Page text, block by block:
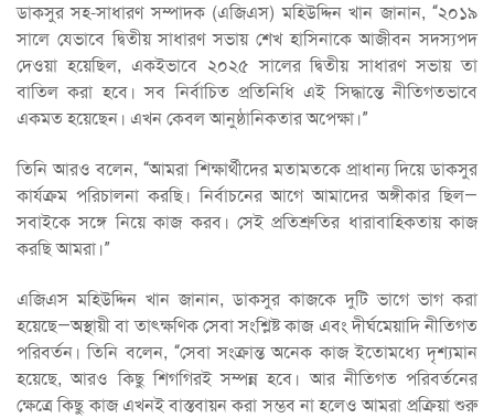
ডাকসুর সহ-সাধারণ সম্পাদক (এজিএস) মহিউদ্দিন খান জানান, “২০১৯
সালে যেভাবে দ্বিতীয় সাধারণ সভায় শেখ হাসিনাকে আজীবন সদস্যপদ
দেওয়া হয়েছিল, একইভাবে ২০২৫ সালের দ্বিতীয় সাধারণ সভায় তা
বাতিল করা হবে। সব নির্বাচিত প্রতিনিধি এই সিদ্ধান্তে নীতিগতভাবে
একমত হয়েছেন। এখন কেবল আনুষ্ঠানিকতার অপেক্ষা।”
তিনি আরও বলেন, “আমরা শিক্ষার্থীদের মতামতকে প্রাধান্য দিয়ে ডাকসুর
কার্যক্রম পরিচালনা করছি। নির্বাচনের আগে আমাদের অঙ্গীকার ছিল—
সবাইকে সঙ্গে নিয়ে কাজ করব। সেই প্রতিশ্রুতির ধারাবাহিকতায় কাজ
করছি আমরা।”
এজিএস মহিউদ্দিন খান জানান, ডাকসুর কাজকে দুটি ভাগে ভাগ করা
হয়েছে—অস্থায়ী বা তাৎক্ষণিক সেবা সংশ্লিষ্ট কাজ এবং দীর্ঘমেয়াদি নীতিগত
পরিবর্তন। তিনি বলেন, “সেবা সংক্রান্ত অনেক কাজ ইতোমধ্যে দৃশ্যমান
হয়েছে, আরও কিছু শিগগিরই সম্পন্ন হবে। আর নীতিগত পরিবর্তনের
ক্ষেত্রে কিছু কাজ এখনই বাস্তবায়ন করা সম্ভব না হলেও আমরা প্রক্রিয়া শুরু